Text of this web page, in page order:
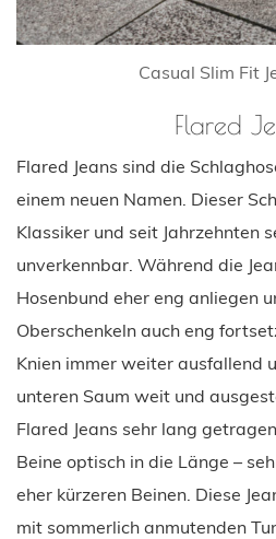
Casual Slim Fit
Flared
Flared Jeans sind die
einem neuen Namen. Dieser
Klassiker und seit Jahrzehnten
unverkennbar. Während die
Hosenbund eher eng anliegen
Oberschenkeln auch eng
Knien immer weiter ausfallend
unteren Saum weit und
Flared Jeans sehr lang
Beine optisch in die Länge –
eher kürzeren Beinen. Diese
mit sommerlich anmutenden